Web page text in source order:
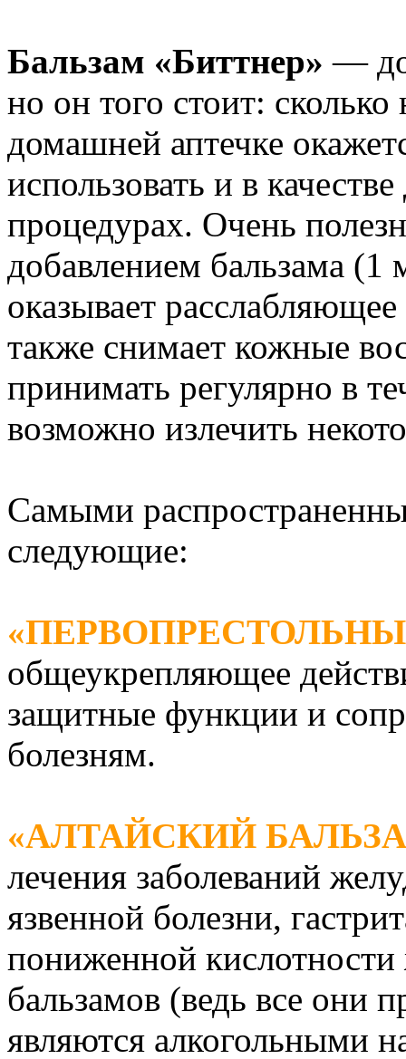
Бальзам «Биттнер» —
но он того стоит:
домашней аптечке
использовать и в
процедурах. Очень
добавлением бальзама
оказывает
также снимает кожные
принимать регулярно в
возможно излечить
Самыми
следующие:
общеукрепляющее
защитные функции и
болезням.
«АЛТАЙСКИЙ
лечения заболеваний
язвенной болезни,
пониженной
бальзамов (ведь все они
являются алкогольными